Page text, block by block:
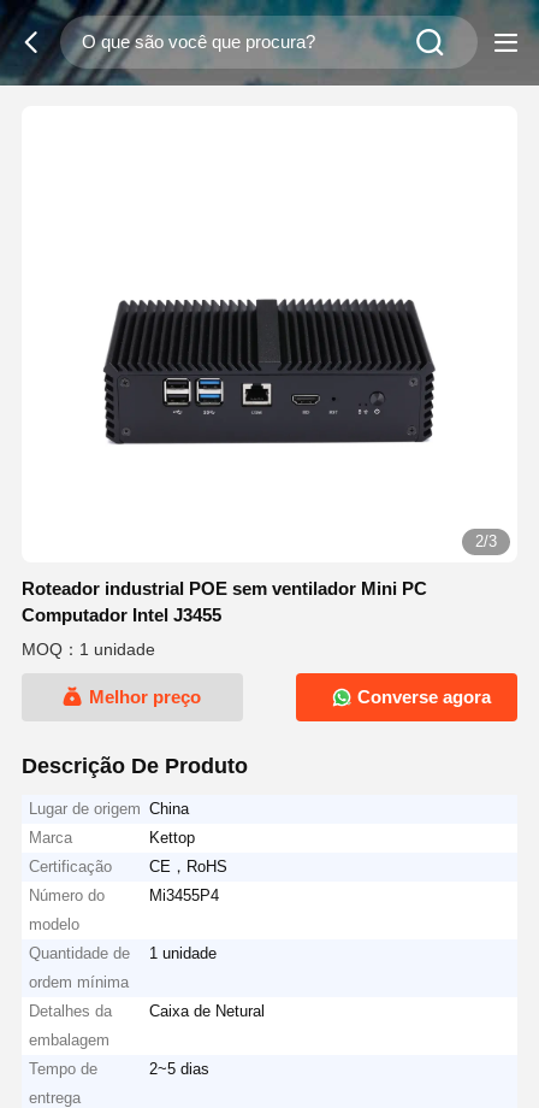
2/3
Roteador industrial POE sem ventilador Mini PC
Computador Intel J3455
MOQ：1 unidade
Melhor preço Converse agora
Descrição De Produto
Lugar de origem China
Marca
Kettop
Certificação
CE，RoHS
Número do
modelo
Mi3455P4
Quantidade de
ordem mínima
1 unidade
Detalhes da
embalagem
Caixa de Netural
Tempo de
entrega
2~5 dias